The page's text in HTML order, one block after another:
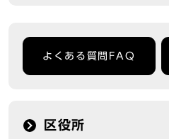
よくある質問FAQ
区役所